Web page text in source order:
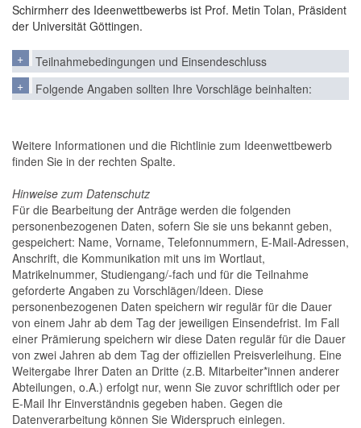
Schirmherr des Ideenwettbewerbs ist Prof. Metin Tolan, Präsident
der Universität Göttingen.
Teilnahmebedingungen und Einsendeschluss
Folgende Angaben sollten Ihre Vorschläge beinhalten:
Weitere Informationen und die Richtlinie zum Ideenwettbewerb
finden Sie in der rechten Spalte.
Hinweise zum Datenschutz
Für die Bearbeitung der Anträge werden die folgenden
personenbezogenen Daten, sofern Sie sie uns bekannt geben,
gespeichert: Name, Vorname, Telefonnummern, E-Mail-Adressen,
Anschrift, die Kommunikation mit uns im Wortlaut,
Matrikelnummer, Studiengang/-fach und für die Teilnahme
geforderte Angaben zu Vorschlägen/Ideen. Diese
personenbezogenen Daten speichern wir regulär für die Dauer
von einem Jahr ab dem Tag der jeweiligen Einsendefrist. Im Fall
einer Prämierung speichern wir diese Daten regulär für die Dauer
von zwei Jahren ab dem Tag der offiziellen Preisverleihung. Eine
Weitergabe Ihrer Daten an Dritte (z.B. Mitarbeiter*innen anderer
Abteilungen, o.A.) erfolgt nur, wenn Sie zuvor schriftlich oder per
E-Mail Ihr Einverständnis gegeben haben. Gegen die
Datenverarbeitung können Sie Widerspruch einlegen.